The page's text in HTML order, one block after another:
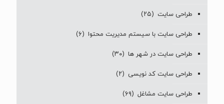
طراحی سایت (۲۵)
طراحی سایت با سیستم مدیریت محتوا (۶)
طراحی سایت در شهر ها (۳۰)
طراحی سایت کد نویسی (۲)
طراحی سایت مشاغل (۶۹)